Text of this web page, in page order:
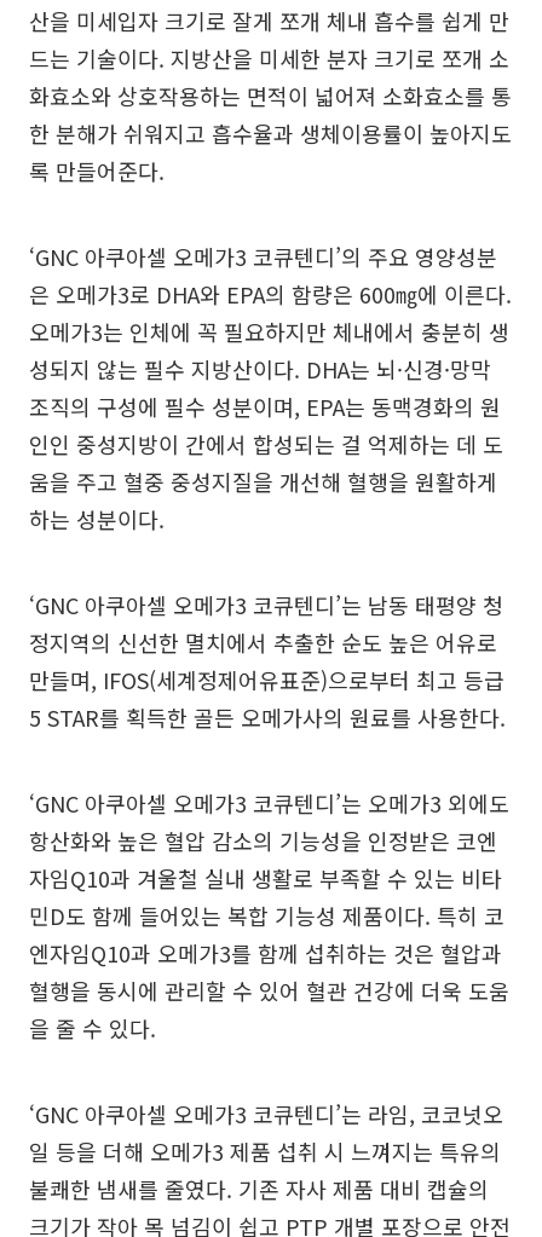
산을 미세입자 크기로 잘게 쪼개 체내 흡수를 쉽게 만
드는 기술이다. 지방산을 미세한 분자 크기로 쪼개 소
화효소와 상호작용하는 면적이 넓어져 소화효소를 통
한 분해가 쉬워지고 흡수율과 생체이용률이 높아지도
록 만들어준다.
‘GNC 아쿠아셀 오메가3 코큐텐디’의 주요 영양성분
은 오메가3로 DHA와 EPA의 함량은 600㎎에 이른다.
오메가3는 인체에 꼭 필요하지만 체내에서 충분히 생
성되지 않는 필수 지방산이다. DHA는 뇌·신경·망막
조직의 구성에 필수 성분이며, EPA는 동맥경화의 원
인인 중성지방이 간에서 합성되는 걸 억제하는 데 도
움을 주고 혈중 중성지질을 개선해 혈행을 원활하게
하는 성분이다.
‘GNC 아쿠아셀 오메가3 코큐텐디’는 남동 태평양 청
정지역의 신선한 멸치에서 추출한 순도 높은 어유로
만들며, IFOS(세계정제어유표준)으로부터 최고 등급
5 STAR를 획득한 골든 오메가사의 원료를 사용한다.
‘GNC 아쿠아셀 오메가3 코큐텐디’는 오메가3 외에도
항산화와 높은 혈압 감소의 기능성을 인정받은 코엔
자임Q10과 겨울철 실내 생활로 부족할 수 있는 비타
민D도 함께 들어있는 복합 기능성 제품이다. 특히 코
엔자임Q10과 오메가3를 함께 섭취하는 것은 혈압과
혈행을 동시에 관리할 수 있어 혈관 건강에 더욱 도움
을 줄 수 있다.
‘GNC 아쿠아셀 오메가3 코큐텐디’는 라임, 코코넛오
일 등을 더해 오메가3 제품 섭취 시 느껴지는 특유의
불쾌한 냄새를 줄였다. 기존 자사 제품 대비 캡슐의
크기가 작아 목 넘김이 쉽고 PTP 개별 포장으로 안전